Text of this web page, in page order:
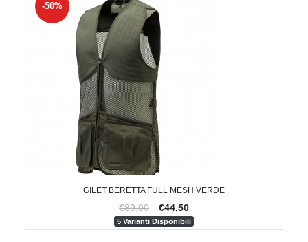
GILET BERETTA FULL MESH VERDE
€89,00 €44,50
-50%
5 Varianti Disponibili